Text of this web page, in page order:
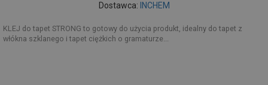
Dostawca: INCHEM
KLEJ do tapet STRONG to gotowy do użycia produkt, idealny do tapet z
włókna szklanego i tapet ciężkich o gramaturze...